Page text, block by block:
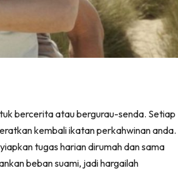
bercerita atau bergurau-senda. Setiap
kembali ikatan perkahwinan anda.
tugas harian dirumah dan sama
beban suami, jadi hargailah